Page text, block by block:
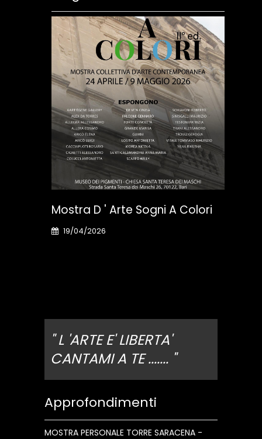
Mostra D ' Arte Sogni A Colori
19/04/2026
" L 'ARTE E' LIBERTA'
CANTAMI A TE ....... "
Approfondimenti
MOSTRA PERSONALE TORRE SARACENA -